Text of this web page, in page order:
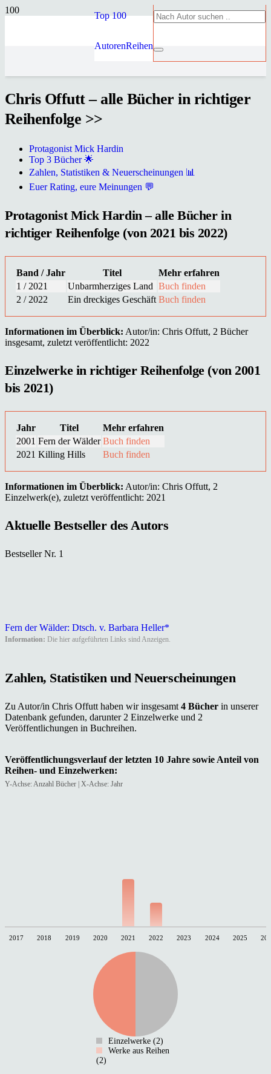
Top 100
AutorenReihen
Chris Offutt – alle Bücher in richtiger
Reihenfolge >>
Protagonist Mick Hardin
Top 3 Bücher 🌟
Zahlen, Statistiken & Neuerscheinungen 📊
Euer Rating, eure Meinungen 💬
Protagonist Mick Hardin – alle Bücher in
richtiger Reihenfolge (von 2021 bis 2022)
Band / Jahr Titel
Mehr erfahren
1 / 2021
Unbarmherziges Land Buch finden
2 / 2022
Ein dreckiges Geschäft Buch finden
Informationen im Überblick: Autor/in: Chris Offutt, 2 Bücher
insgesamt, zuletzt veröffentlicht: 2022
Einzelwerke in richtiger Reihenfolge (von 2001
bis 2021)
Jahr Titel
Mehr erfahren
2001 Fern der Wälder Buch finden
2021 Killing Hills Buch finden
Informationen im Überblick: Autor/in: Chris Offutt, 2
Einzelwerk(e), zuletzt veröffentlicht: 2021
Aktuelle Bestseller des Autors
Bestseller Nr. 1
Fern der Wälder: Dtsch. v. Barbara Heller*
Information: Die hier aufgeführten Links sind Anzeigen.
Zahlen, Statistiken und Neuerscheinungen
Zu Autor/in Chris Offutt haben wir insgesamt 4 Bücher in unserer
Datenbank gefunden, darunter 2 Einzelwerke und 2
Veröffentlichungen in Buchreihen.
Veröffentlichungsverlauf der letzten 10 Jahre sowie Anteil von
Reihen- und Einzelwerken:
Y-Achse: Anzahl Bücher | X-Achse: Jahr
2017 2018 2019 2020 2021 2022 2023 2024 2025
Einzelwerke (2)
Werke aus Reihen
(2)